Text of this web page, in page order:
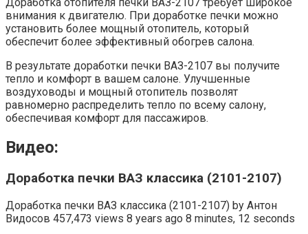
внимания к двигателю. При доработке печки можно
установить более мощный отопитель, который
обеспечит более эффективный обогрев салона.
В результате доработки печки ВАЗ-2107 вы получите
тепло и комфорт в вашем салоне. Улучшенные
воздуховоды и мощный отопитель позволят
равномерно распределить тепло по всему салону,
обеспечивая комфорт для пассажиров.
Видео:
Доработка печки ВАЗ классика (2101-2107)
Доработка печки ВАЗ классика (2101-2107) by Антон
Видосов 457,473 views 8 years ago 8 minutes, 12 seconds